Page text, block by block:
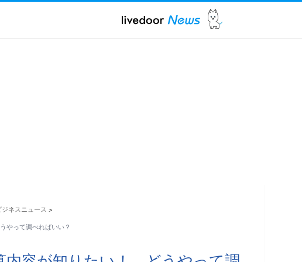
ジネスニュース >
やって調べればいい？